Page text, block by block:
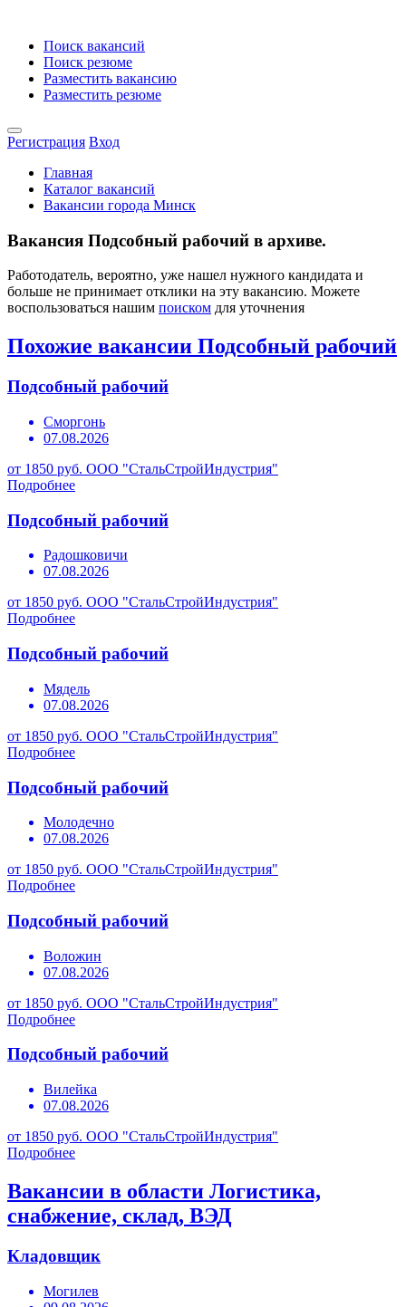
Поиск вакансий
Поиск резюме
Разместить вакансию
Разместить резюме
Регистрация Вход
Главная
Каталог вакансий
Вакансии города Минск
Вакансия Подсобный рабочий в архиве.
Работодатель, вероятно, уже нашел нужного кандидата и
больше не принимает отклики на эту вакансию. Можете
воспользоваться нашим поиском для уточнения
Похожие вакансии Подсобный рабочий
Подсобный рабочий
Сморгонь
07.08.2026
от 1850 руб. ООО "СтальСтройИндустрия"
Подробнее
Подсобный рабочий
Радошковичи
07.08.2026
от 1850 руб. ООО "СтальСтройИндустрия"
Подробнее
Подсобный рабочий
Мядель
07.08.2026
от 1850 руб. ООО "СтальСтройИндустрия"
Подробнее
Подсобный рабочий
Молодечно
07.08.2026
от 1850 руб. ООО "СтальСтройИндустрия"
Подробнее
Подсобный рабочий
Воложин
07.08.2026
от 1850 руб. ООО "СтальСтройИндустрия"
Подробнее
Подсобный рабочий
Вилейка
07.08.2026
от 1850 руб. ООО "СтальСтройИндустрия"
Подробнее
Вакансии в области Логистика,
снабжение, склад, ВЭД
Кладовщик
Могилев